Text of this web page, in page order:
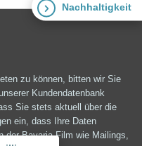
Nachhaltigkeit
zu können, bitten wir Sie
Kundendatenbank
Sie stets aktuell über die
ein, dass Ihre Daten
der Bavaria Film wie Mailings,